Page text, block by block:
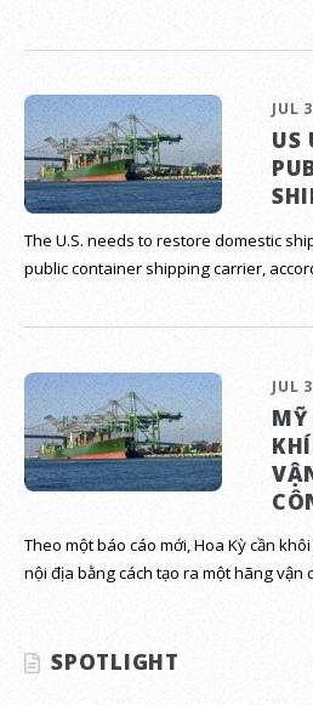
JUL
US
The U.S. needs to restore domestic
public container shipping carrier,
JUL
Theo một báo cáo mới, Hoa Kỳ cần
nội địa bằng cách tạo ra một hãng vận
SPOTLIGHT